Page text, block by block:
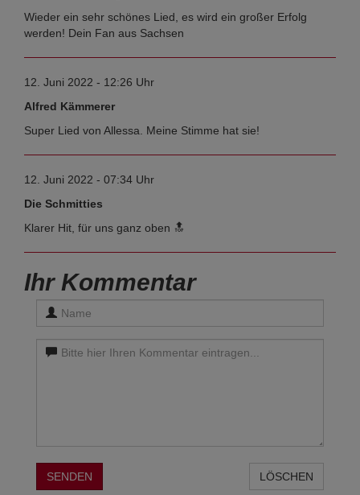
Wieder ein sehr schönes Lied, es wird ein großer Erfolg
werden! Dein Fan aus Sachsen
12. Juni 2022 - 12:26 Uhr
Alfred Kämmerer
Super Lied von Allessa. Meine Stimme hat sie!
12. Juni 2022 - 07:34 Uhr
Die Schmitties
Klarer Hit, für uns ganz oben 🔝
Ihr Kommentar
SENDEN LÖSCHEN